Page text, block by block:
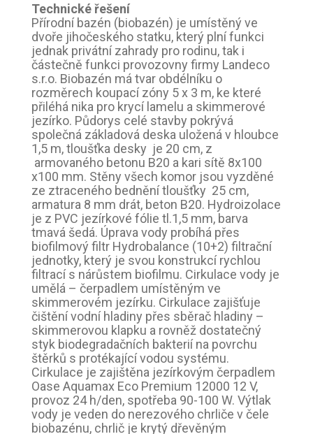
Technické řešení
Přírodní bazén (biobazén) je umístěný ve
dvoře jihočeského statku, který plní funkci
jednak privátní zahrady pro rodinu, tak i
částečně funkci provozovny firmy Landeco
s.r.o. Biobazén má tvar obdélníku o
rozměrech koupací zóny 5 x 3 m, ke které
přiléhá nika pro krycí lamelu a skimmerové
jezírko. Půdorys celé stavby pokrývá
společná základová deska uložená v hloubce
1,5 m, tloušťka desky je 20 cm, z
armovaného betonu B20 a kari sítě 8x100
x100 mm. Stěny všech komor jsou vyzděné
ze ztraceného bednění tloušťky 25 cm,
armatura 8 mm drát, beton B20. Hydroizolace
je z PVC jezírkové fólie tl.1,5 mm, barva
tmavá šedá. Úprava vody probíhá přes
biofilmový filtr Hydrobalance (10+2) filtrační
jednotky, který je svou konstrukcí rychlou
filtrací s nárůstem biofilmu. Cirkulace vody je
umělá – čerpadlem umístěným ve
skimmerovém jezírku. Cirkulace zajišťuje
čištění vodní hladiny přes sběrač hladiny –
skimmerovou klapku a rovněž dostatečný
styk biodegradačních bakterií na povrchu
štěrků s protékající vodou systému.
Cirkulace je zajištěna jezírkovým čerpadlem
Oase Aquamax Eco Premium 12000 12 V,
provoz 24 h/den, spotřeba 90-100 W. Výtlak
vody je veden do nerezového chrliče v čele
biobazénu, chrlič je krytý dřevěným